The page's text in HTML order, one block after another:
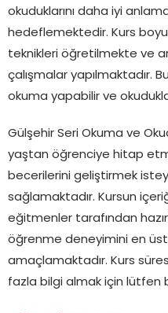
okuduklarını daha iyi
hedeflemektedir. Kurs
teknikleri öğretilmekte ve
çalışmalar yapılmaktadır.
okuma yapabilir ve
Gülşehir Seri Okuma ve
yaştan öğrenciye hitap
becerilerini geliştirmek
sağlamaktadır. Kursun
eğitmenler tarafından
öğrenme deneyimini en üst
amaçlamaktadır. Kurs
fazla bilgi almak için lütfen